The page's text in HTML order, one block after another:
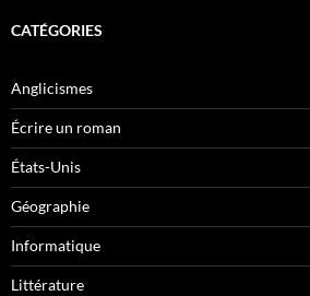
CATÉGORIES
Anglicismes
Écrire un roman
États-Unis
Géographie
Informatique
Littérature